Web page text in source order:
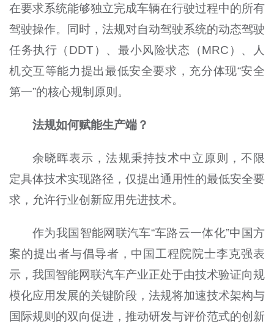
在要求系统能够独立完成车辆在行驶过程中的所有
驾驶操作。同时，法规对自动驾驶系统的动态驾驶
任务执行（DDT）、最小风险状态（MRC）、人
机交互等能力提出最低安全要求，充分体现“安全
第一”的核心规制原则。
法规如何赋能生产端？
余晓晖表示，法规秉持技术中立原则，不限
定具体技术实现路径，仅提出通用性的最低安全要
求，允许行业创新应用先进技术。
作为我国智能网联汽车“车路云一体化”中国方
案的提出者与倡导者，中国工程院院士李克强表
示，我国智能网联汽车产业正处于由技术验证向规
模化应用发展的关键阶段，法规将加速技术架构与
国际规则的双向促进，推动研发与评价范式的创新